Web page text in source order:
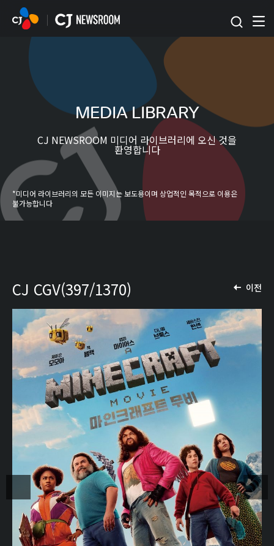
본문 바로가기
MEDIA LIBRARY
CJ NEWSROOM 미디어 라이브러리에 오신 것을
환영합니다
*미디어 라이브러리의 모든 이미지는 보도용이며 상업적인 목적으로 이용은
불가능합니다
이전
CJ CGV(397/1370)